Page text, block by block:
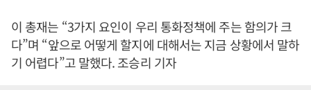
이 총재는 “3가지 요인이 우리 통화정책에 주는 함의가 크
다”며 “앞으로 어떻게 할지에 대해서는 지금 상황에서 말하
기 어렵다”고 말했다. 조승리 기자